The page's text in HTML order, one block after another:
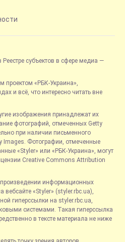
субъектов в сфере медиа —
проектом «РБК-Украина»,
и всё, что интересно читать вне
изображения принадлежат их
фотографий, отмеченных Getty
при наличии письменного
Images. Фотографии, отмеченные
«Styler» или «РБК-Украина», могут
Creative Commons Attribution
информационных
«Styler» (styler.rbc.ua),
гиперссылки на styler.rbc.ua,
системами. Такая гиперссылка
в тексте материала не ниже